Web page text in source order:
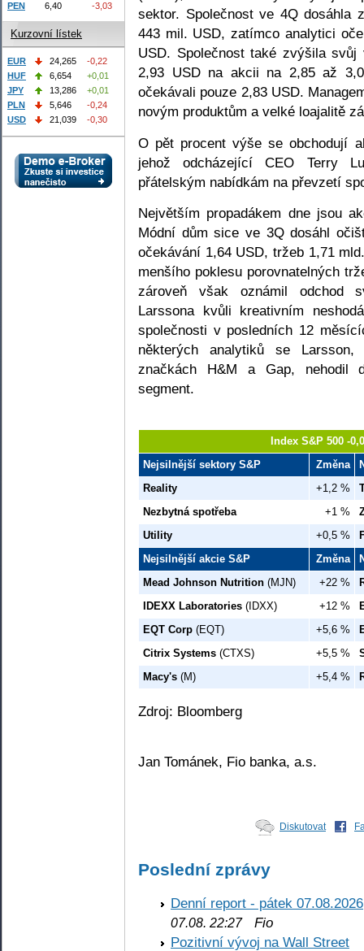
sektor. Společnost ve 4Q dosáhla
443 mil. USD, zatímco analytici
USD. Společnost také zvýšila
2,93 USD na akcii na 2,85 až
očekávali pouze 2,83 USD.
novým produktům a velké loajalitě
O pět procent výše se obchodují
jehož odcházející CEO Terry
přátelským nabídkám na převzetí
Největším propadákem dne jsou
Módní dům sice ve 3Q dosáhl
očekávání 1,64 USD, tržeb 1,71
menšího poklesu porovnatelných
zároveň však oznámil odchod
Larssona kvůli kreativním
společnosti v posledních 12
některých analytiků se
značkách H&M a Gap, nehodil
segment.
Index S&P 500 -
Nejsilnější sektory S&P
Změna
Reality
+1,2 %
Nezbytná spotřeba
+1 %
Utility
+0,5 %
Nejsilnější akcie S&P
Změna
Mead Johnson Nutrition (MJN) +22 %
IDEXX Laboratories (IDXX) +12 %
EQT Corp (EQT) +5,6 %
Citrix Systems (CTXS) +5,5 %
Macy's (M) +5,4 %
Zdroj: Bloomberg
Jan Tománek, Fio banka, a.s.
Diskutovat
Poslední zprávy
Denní report - pátek 07.08.2026
07.08. 22:27Fio
Pozitivní vývoj na Wall Street
PEN
6,40 -3,03
Kurzovní lístek
EUR 24,265
-0,22
HUF
6,654
+0,01
JPY
13,286
+0,01
PLN
5,646
-0,24
USD
21,039 -0,30